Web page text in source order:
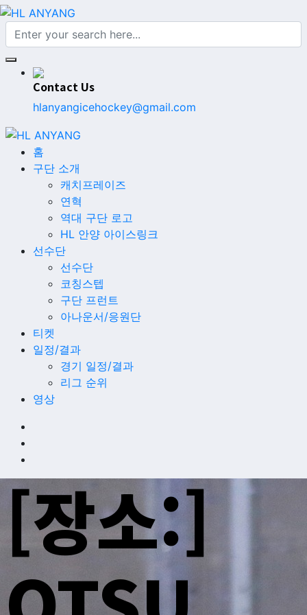
Contact Us
hlanyangicehockey@gmail.com
홈
구단 소개
캐치프레이즈
연혁
역대 구단 로고
HL 안양 아이스링크
선수단
선수단
코칭스텝
구단 프런트
아나운서/응원단
티켓
일정/결과
경기 일정/결과
리그 순위
영상
[장소:]